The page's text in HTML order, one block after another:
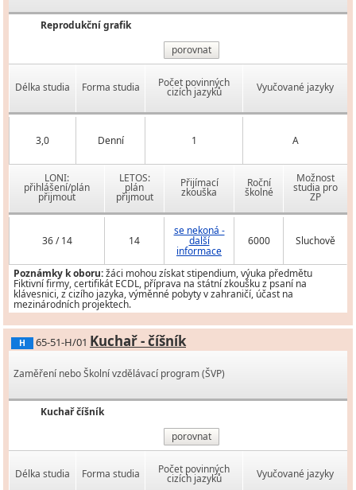
Reprodukční grafik
porovnat
Délka studia Forma studia Počet povinných
cizích jazyků Vyučované jazyky
3,0 Denní 1 A
LONI:
přihlášení/plán
přijmout
LETOS:
plán
přijmout
Přijímací
zkouška
Roční
školné
Možnost
studia pro
ZP
36 / 14 14
se nekoná -
další
informace
6000 Sluchově
Poznámky k oboru:žáci mohou získat stipendium, výuka předmětu
Fiktivní firmy, certifikát ECDL, příprava na státní zkoušku z psaní na
klávesnici, z cizího jazyka, výměnné pobyty v zahraničí, účast na
mezinárodních projektech.
H 65-51-H/01 Kuchař - číšník
Zaměření nebo Školní vzdělávací program (ŠVP)
Kuchař číšník
porovnat
Délka studia Forma studia Počet povinných
cizích jazyků Vyučované jazyky